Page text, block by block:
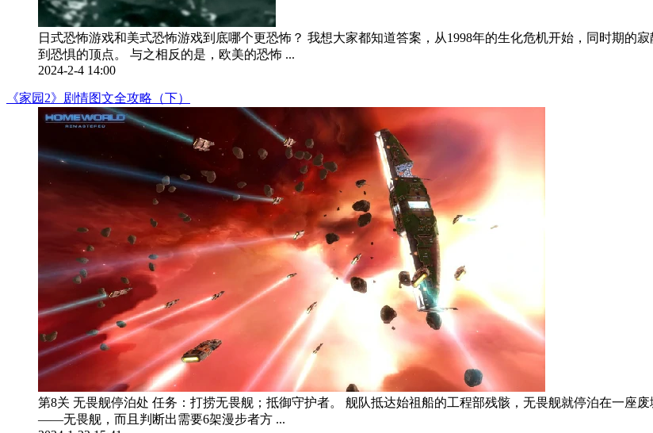
日式恐怖游戏和美式恐怖游戏到底哪个更恐怖？ 我想大家都知道答案，从1998年的生化危机开始，同时期的
到恐惧的顶点。 与之相反的是，欧美的恐怖 ...
2024-2-4 14:00
《家园2》剧情图文全攻略（下）
第8关 无畏舰停泊处 任务：打捞无畏舰；抵御守护者。 舰队抵达始祖船的工程部残骸，无畏舰就停泊在一座
——无畏舰，而且判断出需要6架漫步者方 ...